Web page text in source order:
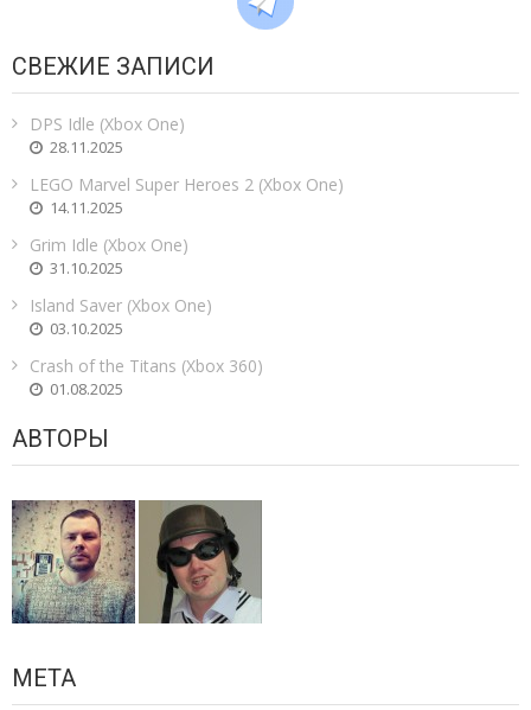
СВЕЖИЕ ЗАПИСИ
DPS Idle (Xbox One)
28.11.2025
LEGO Marvel Super Heroes 2 (Xbox One)
14.11.2025
Grim Idle (Xbox One)
31.10.2025
Island Saver (Xbox One)
03.10.2025
Crash of the Titans (Xbox 360)
01.08.2025
АВТОРЫ
МЕТА